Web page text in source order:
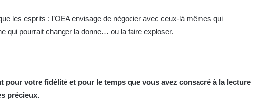
les esprits : l’OEA envisage de négocier avec ceux-là mêmes qui
qui pourrait changer la donne… ou la faire exploser.
pour votre fidélité et pour le temps que vous avez consacré à la lecture
précieux.